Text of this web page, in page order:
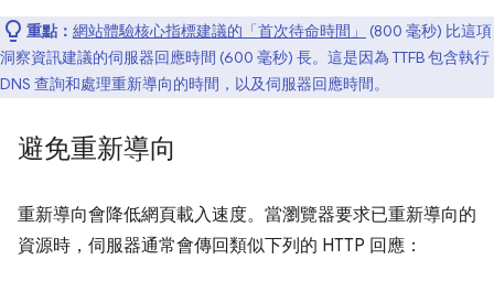
重點： 網站體驗核心指標建議的「首次待命時間」
(800 毫秒) 比這項
洞察資訊建議的伺服器回應時間 (600 毫秒) 長。這是因為 TTFB 包含執行
DNS 查詢和處理重新導向的時間，以及伺服器回應時間。
避免重新導向
重新導向會降低網頁載入速度。當瀏覽器要求已重新導向的
資源時，伺服器通常會傳回類似下列的 HTTP 回應：